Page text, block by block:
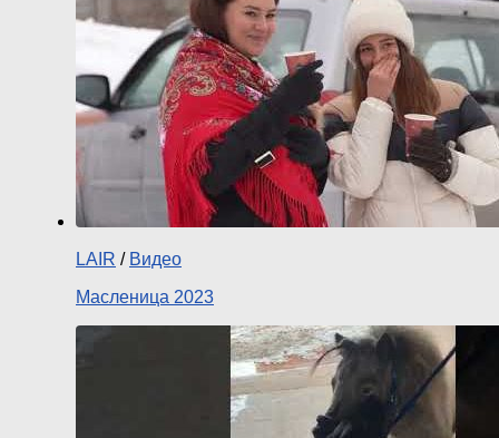
LAIR / Видео
Масленица 2023